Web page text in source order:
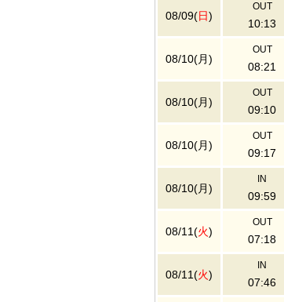
08/09(日)
OUT
10:13
08/10(月)
OUT
08:21
08/10(月)
OUT
09:10
08/10(月)
OUT
09:17
08/10(月)
IN
09:59
08/11(火)
OUT
07:18
08/11(火)
IN
07:46